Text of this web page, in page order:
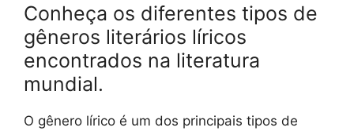
Conheça os diferentes tipos de
gêneros literários líricos
encontrados na literatura
mundial.
O gênero lírico é um dos principais tipos de